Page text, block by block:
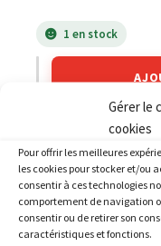
Gérer le
cookies
Pour offrir les meilleures
les cookies pour stocker et/ou
consentir à ces technologies
comportement de navigation
consentir ou de retirer son
caractéristiques et fonctions.
1 en stock